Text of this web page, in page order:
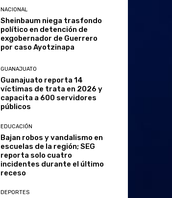
NACIONAL
Sheinbaum niega trasfondo
político en detención de
exgobernador de Guerrero
por caso Ayotzinapa
GUANAJUATO
Guanajuato reporta 14
víctimas de trata en 2026 y
capacita a 600 servidores
públicos
EDUCACIÓN
Bajan robos y vandalismo en
escuelas de la región; SEG
reporta solo cuatro
incidentes durante el último
receso
DEPORTES